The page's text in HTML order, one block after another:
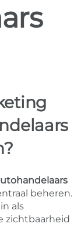
beheren.
als
zichtbaarheid